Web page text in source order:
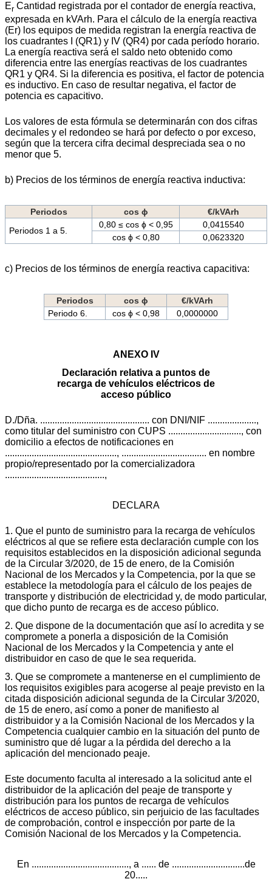
ErCantidad registrada por el contador de energía reactiva,
expresada en kVArh. Para el cálculo de la energía reactiva
(Er) los equipos de medida registran la energía reactiva de
los cuadrantes I (QR1) y IV (QR4) por cada período horario.
La energía reactiva será el saldo neto obtenido como
diferencia entre las energías reactivas de los cuadrantes
QR1 y QR4. Si la diferencia es positiva, el factor de potencia
es inductivo. En caso de resultar negativa, el factor de
potencia es capacitivo.
Los valores de esta fórmula se determinarán con dos cifras
decimales y el redondeo se hará por defecto o por exceso,
según que la tercera cifra decimal despreciada sea o no
menor que 5.
b) Precios de los términos de energía reactiva inductiva:
Periodos cos ϕ
€/kVArh
Periodos 1 a 5.
0,80 ≤ cos ϕ < 0,95
0,0415540
cos ϕ < 0,80
0,0623320
c) Precios de los términos de energía reactiva capacitiva:
Periodos cos ϕ
€/kVArh
Periodo 6.
cos ϕ < 0,98 0,0000000
ANEXO IV
Declaración relativa a puntos de
recarga de vehículos eléctricos de
acceso público
D./Dña. ............................................. con DNI/NIF ....................,
como titular del suministro con CUPS .............................., con
domicilio a efectos de notificaciones en
.............................................., ................................... en nombre
propio/representado por la comercializadora
.........................................,
DECLARA
1. Que el punto de suministro para la recarga de vehículos
eléctricos al que se refiere esta declaración cumple con los
requisitos establecidos en la disposición adicional segunda
de la Circular 3/2020, de 15 de enero, de la Comisión
Nacional de los Mercados y la Competencia, por la que se
establece la metodología para el cálculo de los peajes de
transporte y distribución de electricidad y, de modo particular,
que dicho punto de recarga es de acceso público.
2. Que dispone de la documentación que así lo acredita y se
compromete a ponerla a disposición de la Comisión
Nacional de los Mercados y la Competencia y ante el
distribuidor en caso de que le sea requerida.
3. Que se compromete a mantenerse en el cumplimiento de
los requisitos exigibles para acogerse al peaje previsto en la
citada disposición adicional segunda de la Circular 3/2020,
de 15 de enero, así como a poner de manifiesto al
distribuidor y a la Comisión Nacional de los Mercados y la
Competencia cualquier cambio en la situación del punto de
suministro que dé lugar a la pérdida del derecho a la
aplicación del mencionado peaje.
Este documento faculta al interesado a la solicitud ante el
distribuidor de la aplicación del peaje de transporte y
distribución para los puntos de recarga de vehículos
eléctricos de acceso público, sin perjuicio de las facultades
de comprobación, control e inspección por parte de la
Comisión Nacional de los Mercados y la Competencia.
En ........................................, a ...... de ..............................de
20.....